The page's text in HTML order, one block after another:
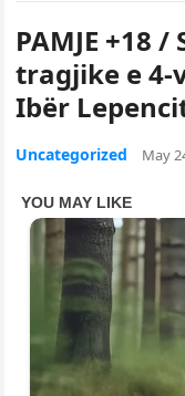
PAMJE +18
tragjike e 4-
Ibër
Uncategorized May